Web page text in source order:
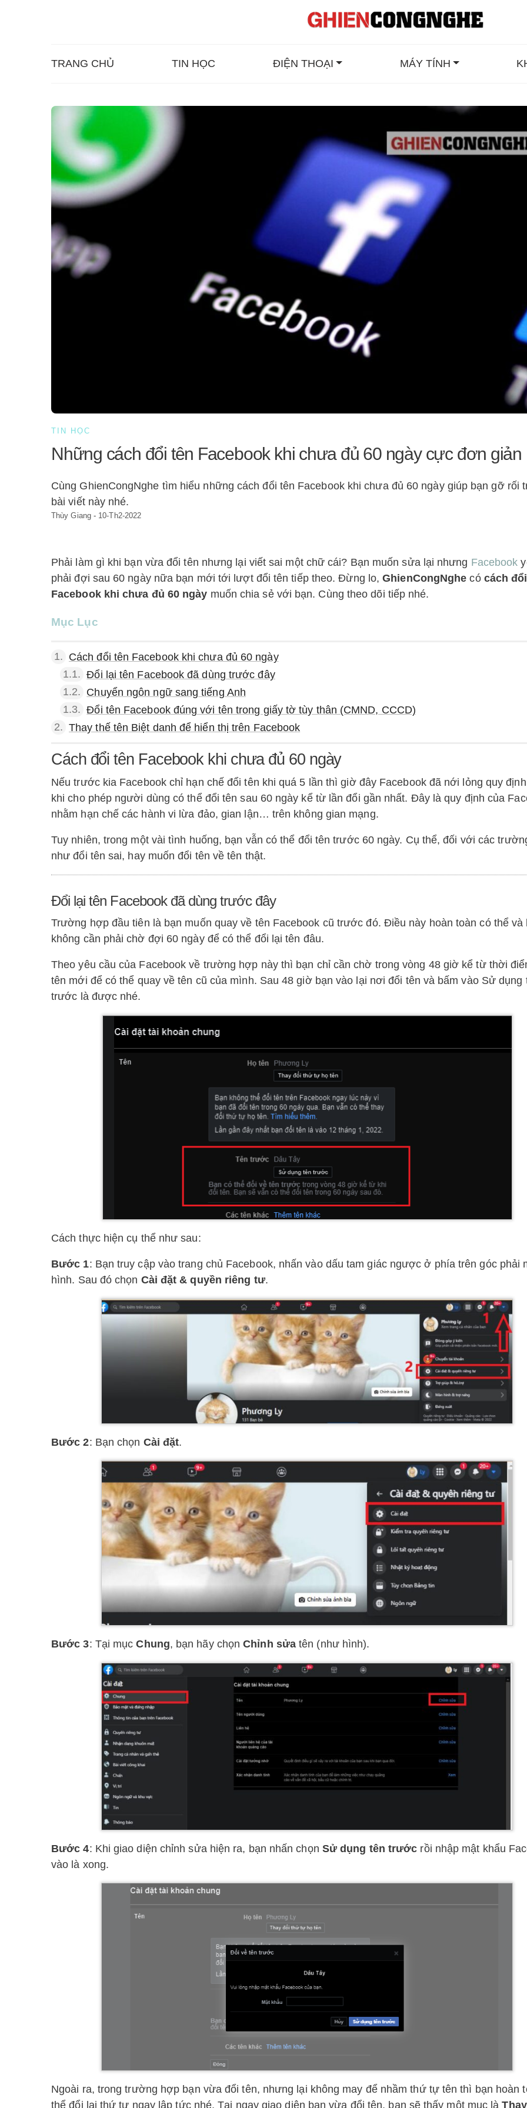
TRANG CHỦ TIN HỌC ĐIỆN THOẠI MÁY TÍNH
TIN HỌC
Những cách đổi tên Facebook khi chưa đủ 60 ngày cực đơn giản
Cùng GhienCongNghe tìm hiểu những cách đổi tên Facebook khi chưa đủ 60 ngày giúp bạn gỡ rối
bài viết này nhé.
Thùy Giang- 10-Th2-2022
Phải làm gì khi bạn vừa đổi tên nhưng lại viết sai một chữ cái? Bạn muốn sửa lại nhưng Facebook
phải đợi sau 60 ngày nữa bạn mới tới lượt đổi tên tiếp theo. Đừng lo,GhienCongNghe có cách
Facebook khi chưa đủ 60 ngày muốn chia sẻ với bạn. Cùng theo dõi tiếp nhé.
Mục Lục
1. Cách đổi tên Facebook khi chưa đủ 60 ngày
1.1. Đổi lại tên Facebook đã dùng trước đây
1.2. Chuyển ngôn ngữ sang tiếng Anh
1.3. Đổi tên Facebook đúng với tên trong giấy tờ tùy thân (CMND, CCCD)
2. Thay thế tên Biệt danh để hiển thị trên Facebook
Cách đổi tên Facebook khi chưa đủ 60 ngày
Nếu trước kia Facebook chỉ hạn chế đổi tên khi quá 5 lần thì giờ đây Facebook đã nới lỏng quy
khi cho phép người dùng có thể đổi tên sau 60 ngày kể từ lần đổi gần nhất. Đây là quy định của
nhằm hạn chế các hành vi lừa đảo, gian lận… trên không gian mạng.
Tuy nhiên, trong một vài tình huống, bạn vẫn có thể đổi tên trước 60 ngày. Cụ thể, đối với các
như đổi tên sai, hay muốn đổi tên về tên thật.
Đổi lại tên Facebook đã dùng trước đây
Trường hợp đầu tiên là bạn muốn quay về tên Facebook cũ trước đó. Điều này hoàn toàn có thể và
không cần phải chờ đợi 60 ngày để có thể đổi lại tên đâu.
Theo yêu cầu của Facebook về trường hợp này thì bạn chỉ cần chờ trong vòng 48 giờ kể từ thời
tên mới để có thể quay về tên cũ của mình. Sau 48 giờ bạn vào lại nơi đổi tên và bấm vào Sử dụng
trước là được nhé.
Cách thực hiện cụ thể như sau:
Bước 1: Bạn truy cập vào trang chủ Facebook, nhấn vào dấu tam giác ngược ở phía trên góc phải
hình. Sau đó chọn Cài đặt & quyền riêng tư.
Bước 2: Bạn chọn Cài đặt.
Bước 3: Tại mụcChung, bạn hãy chọnChỉnh sửa tên (như hình).
Bước 4: Khi giao diện chỉnh sửa hiện ra, bạn nhấn chọn Sử dụng tên trước rồi nhập mật khẩu
vào là xong.
Ngoài ra, trong trường hợp bạn vừa đổi tên, nhưng lại không may để nhầm thứ tự tên thì bạn hoàn
thể đổi lại thứ tự ngay lập tức nhé. Tại ngay giao diện bạn vừa đổi tên, bạn sẽ thấy một mục là